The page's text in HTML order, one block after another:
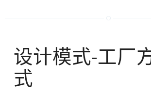
设计模式-工厂
式